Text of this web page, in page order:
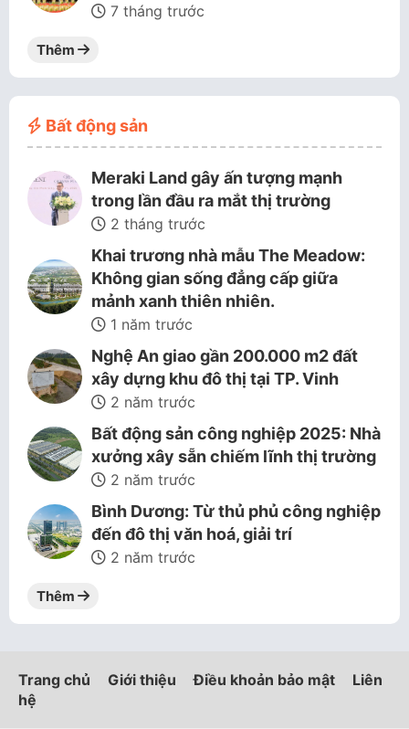
7 tháng trước
Thêm
Bất động sản
Meraki Land gây ấn tượng mạnh
trong lần đầu ra mắt thị trường
2 tháng trước
Khai trương nhà mẫu The Meadow:
Không gian sống đẳng cấp giữa
mảnh xanh thiên nhiên.
1 năm trước
Nghệ An giao gần 200.000 m2 đất
xây dựng khu đô thị tại TP. Vinh
2 năm trước
Bất động sản công nghiệp 2025: Nhà
xưởng xây sẵn chiếm lĩnh thị trường
2 năm trước
Bình Dương: Từ thủ phủ công nghiệp
đến đô thị văn hoá, giải trí
2 năm trước
Thêm
Trang chủ Giới thiệu Điều khoản bảo mật
Liên
hệ